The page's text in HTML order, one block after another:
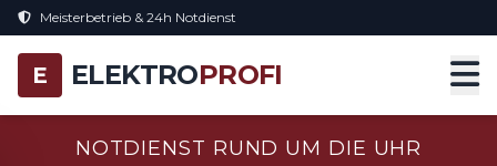
Meisterbetrieb & 24h Notdienst
E ELEKTROPROFI
NOTDIENST RUND UM DIE UHR